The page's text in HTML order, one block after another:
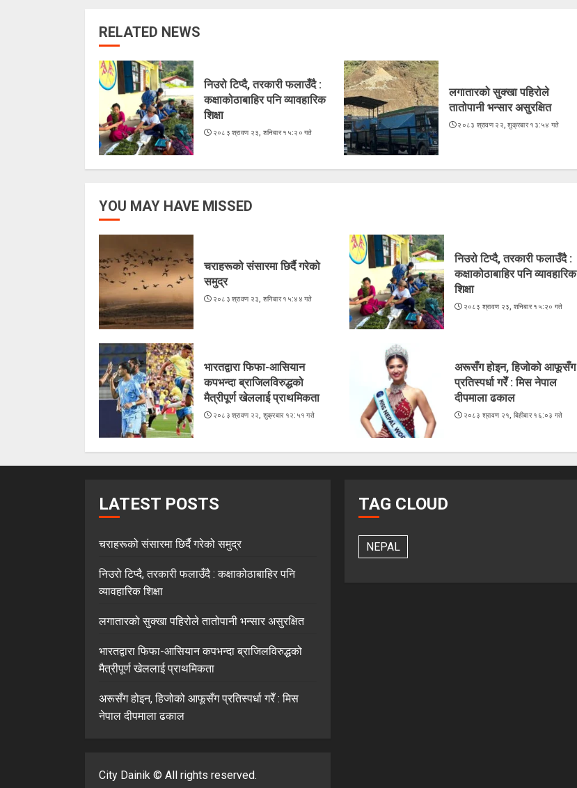
RELATED NEWS
निउरो टिप्दै, तरकारी फलाउँदै :
कक्षाकोठाबाहिर पनि व्यावहारिक
शिक्षा
२०८३ श्रावण २३, शनिबार १५:२० गते
लगातारको सुक्खा पहिरोले
तातोपानी भन्सार असुरक्षित
२०८३ श्रावण २२, शुक्रबार १३:५४ गते
YOU MAY HAVE MISSED
चराहरूको संसारमा छिर्दै गरेको
समुद्र
२०८३ श्रावण २३, शनिबार १५:४४ गते
निउरो टिप्दै, तरकारी फलाउँदै :
कक्षाकोठाबाहिर पनि व्यावहारिक
शिक्षा
२०८३ श्रावण २३, शनिबार १५:२० गते
भारतद्वारा फिफा-आसियान
कपभन्दा ब्राजिलविरुद्धको
मैत्रीपूर्ण खेललाई प्राथमिकता
२०८३ श्रावण २२, शुक्रबार १२:५१ गते
अरूसँग होइन, हिजोको आफूसँग
प्रतिस्पर्धा गरेँ : मिस नेपाल
दीपमाला ढकाल
२०८३ श्रावण २१, बिहीबार १६:०३ गते
LATEST POSTS
चराहरूको संसारमा छिर्दै गरेको समुद्र
निउरो टिप्दै, तरकारी फलाउँदै : कक्षाकोठाबाहिर पनि
व्यावहारिक शिक्षा
लगातारको सुक्खा पहिरोले तातोपानी भन्सार असुरक्षित
भारतद्वारा फिफा-आसियान कपभन्दा ब्राजिलविरुद्धको
मैत्रीपूर्ण खेललाई प्राथमिकता
अरूसँग होइन, हिजोको आफूसँग प्रतिस्पर्धा गरेँ : मिस
नेपाल दीपमाला ढकाल
City Dainik © All rights reserved.
TAG CLOUD
NEPAL